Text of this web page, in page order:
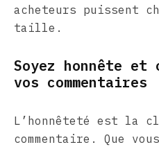
acheteurs puissent
taille.
Soyez honnête
vos commentaires
L’honnêteté est la
commentaire. Que